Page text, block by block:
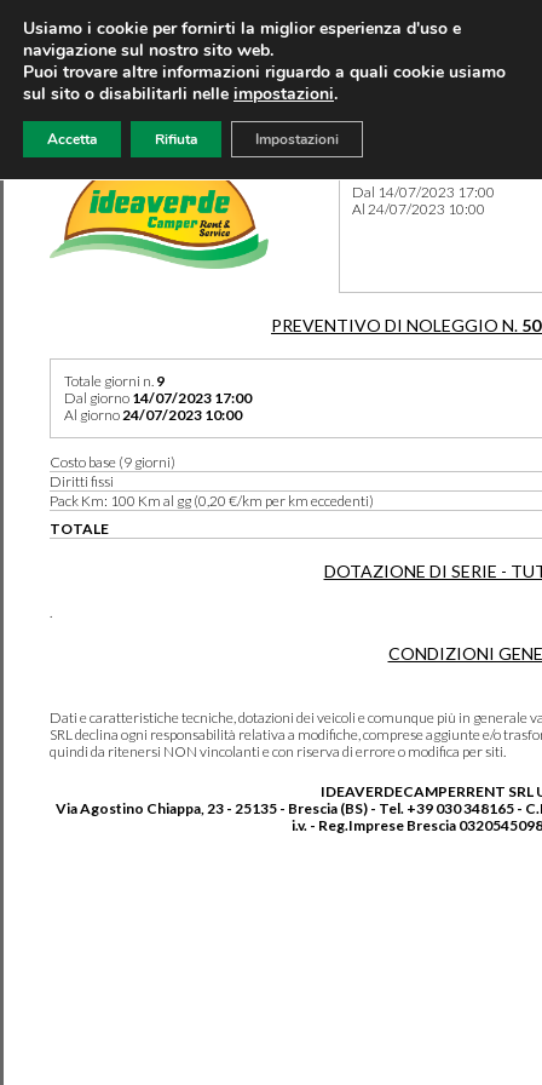
Dal 14/07/2023 17:00
Al 24/07/2023 10:00
PREVENTIVO DI NOLEGGIO N.
Totale giorni n. 9
Dal giorno 14/07/2023 17:00
Al giorno24/07/2023 10:00
Costo base (9 giorni)
Diritti fissi
Pack Km: 100 Km al gg (0,20 €/km per km eccedenti)
TOTALE
DOTAZIONE DI SERIE -
.
CONDIZIONI
Dati e caratteristiche tecniche, dotazioni dei veicoli e comunque più in generale
SRL declina ogni responsabilità relativa a modifiche, comprese aggiunte e/o
quindi da ritenersi NON vincolanti e con riserva di errore o modifica per siti.
IDEAVERDECAMPERRENT SRL
Via Agostino Chiappa, 23 - 25135 - Brescia (BS) - Tel. +39 030 348165 -
i.v. - Reg.Imprese Brescia
Usiamo i cookie per fornirti la miglior esperienza d'uso e
navigazione sul nostro sito web.
Puoi trovare altre informazioni riguardo a quali cookie usiamo
sul sito o disabilitarli nelle impostazioni.
Accetta Rifiuta Impostazioni